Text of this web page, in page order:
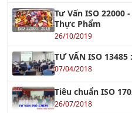
TƯ VẤN ISO 13485 :
07/04/2018
Tiêu chuẩn ISO
26/07/2018
TƯ VẤN ISO
GMP CHO VẬT